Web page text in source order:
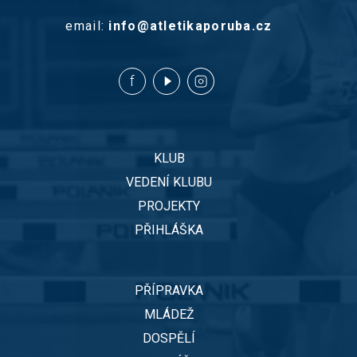
email: info@atletikaporuba.cz
KLUB
VEDENÍ KLUBU
PROJEKTY
PŘIHLÁŠKA
PŘÍPRAVKA
MLÁDEŽ
DOSPĚLÍ